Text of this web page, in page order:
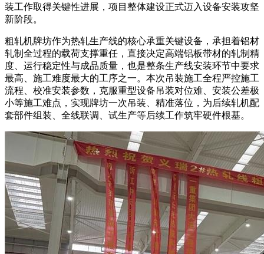
装工作取得关键性进展，项目整体建设正式迈入设备安装攻坚
新阶段。
粗轧机牌坊作为热轧生产线的核心承重关键设备，承担着铝材
轧制全过程的载荷支撑重任，直接决定高端铝板带材的轧制精
度、运行稳定性与成品质量，也是整条生产线安装环节中要求
最高、施工难度最大的工序之一。本次吊装施工全程严控施工
流程、校准安装参数，克服重型设备吊装对位难、安装公差极
小等施工难点，实现牌坊一次吊装、精准落位，为后续轧机配
套部件组装、全线联调、试生产等后续工作筑牢硬件根基。